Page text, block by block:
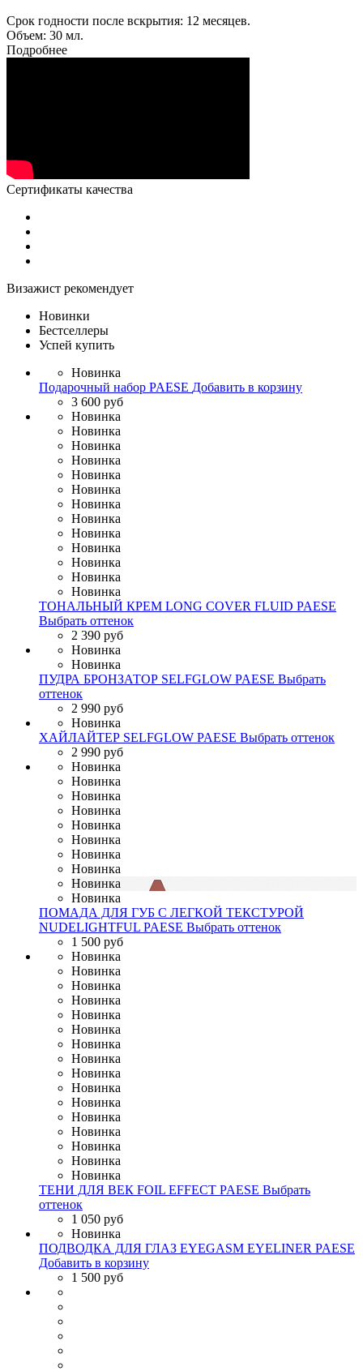
Срок годности после вскрытия: 12 месяцев.
Объем: 30 мл.
Подробнее
Сертификаты качества
Визажист рекомендует
Новинки
Бестселлеры
Успей купить
Новинка
Подарочный набор PAESE Добавить в корзину
3 600 руб
Новинка
Новинка
Новинка
Новинка
Новинка
Новинка
Новинка
Новинка
Новинка
Новинка
Новинка
Новинка
Новинка
ТОНАЛЬНЫЙ КРЕМ LONG COVER FLUID PAESE
Выбрать оттенок
2 390 руб
Новинка
Новинка
ПУДРА БРОНЗАТОР SELFGLOW PAESЕ Выбрать
оттенок
2 990 руб
Новинка
ХАЙЛАЙТЕР SELFGLOW PAESE Выбрать оттенок
2 990 руб
Новинка
Новинка
Новинка
Новинка
Новинка
Новинка
Новинка
Новинка
Новинка
Новинка
ПОМАДА ДЛЯ ГУБ С ЛЕГКОЙ ТЕКСТУРОЙ
NUDELIGHTFUL PAESE Выбрать оттенок
1 500 руб
Новинка
Новинка
Новинка
Новинка
Новинка
Новинка
Новинка
Новинка
Новинка
Новинка
Новинка
Новинка
Новинка
Новинка
Новинка
Новинка
ТЕНИ ДЛЯ ВЕК FOIL EFFECT PAESE Выбрать
оттенок
1 050 руб
Новинка
ПОДВОДКА ДЛЯ ГЛАЗ EYEGASM EYELINER PAESE
Добавить в корзину
1 500 руб